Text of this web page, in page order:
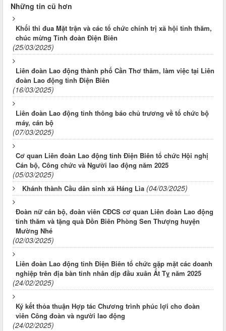
Những tin cũ hơn
Khối thi đua Mặt trận và các tổ chức chính trị xã hội tỉnh thăm,
chúc mừng Tỉnh đoàn Điện Biên
(25/03/2025)
Liên đoàn Lao động thành phố Cần Thơ thăm, làm việc tại Liên
đoàn Lao động tỉnh Điện Biên
(16/03/2025)
Liên đoàn Lao động tỉnh thông báo chủ trương về tổ chức bộ
máy, cán bộ
(07/03/2025)
Cơ quan Liên đoàn Lao động tỉnh Điện Biên tổ chức Hội nghị
Cán bộ, Công chức và Người lao động năm 2025
(05/03/2025)
Khánh thành Cầu dân sinh xã Háng Lìa (04/03/2025)
Đoàn nữ cán bộ, đoàn viên CĐCS cơ quan Liên đoàn Lao động
tỉnh thăm và tặng quà Đồn Biên Phòng Sen Thượng huyện
Mường Nhé
(02/03/2025)
Liên đoàn Lao động tỉnh Điện Biên tổ chức gặp mặt các doanh
nghiệp trên địa bàn tỉnh nhân dịp đầu xuân Ất Tỵ năm 2025
(24/02/2025)
Ký kết thỏa thuận Hợp tác Chương trình phúc lợi cho đoàn
viên Công đoàn và người lao động
(24/02/2025)